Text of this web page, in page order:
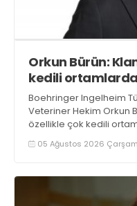
Orkun Bürün:
kedili
etkileyebilir
Boehringer Ingelheim
Veteriner Hekim Orkun
özellikle çok kedili
ötesine geçerek birden
tabloya dönüşebilir’
05 Ağustos 2026